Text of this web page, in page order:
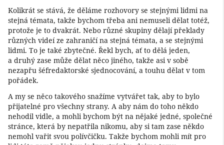
Kolikrát se stává, že děláme rozhovory se stejnými lidmi na
stejná témata, takže bychom třeba ani nemuseli dělat totéž,
protože je to dvakrát. Nebo různé skupiny dělají překlady
různých videí ze zahraničí na stejná témata, a se stejnými
lidmi. To je také zbytečné. Řekl bych, ať to dělá jeden,
a druhý zase může dělat něco jiného, takže asi v sobě
nezapřu šéfredaktorské sjednocování, a touhu dělat v tom
pořádek.
A my se něco takového snažíme vytvářet tak, aby to bylo
přijatelné pro všechny strany. A aby nám do toho někdo
nehodil vidle, a mohli bychom být na nějaké jedné, společné
stránce, která by nepatřila nikomu, aby si tam zase někdo
nemohl vařit svou polívčičku. Takže bychom mohli mít pro